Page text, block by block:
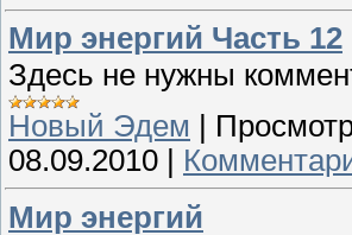
Мир энергий Часть 12
Здесь не нужны
Новый Эдем
08.09.2010
Мир энергий